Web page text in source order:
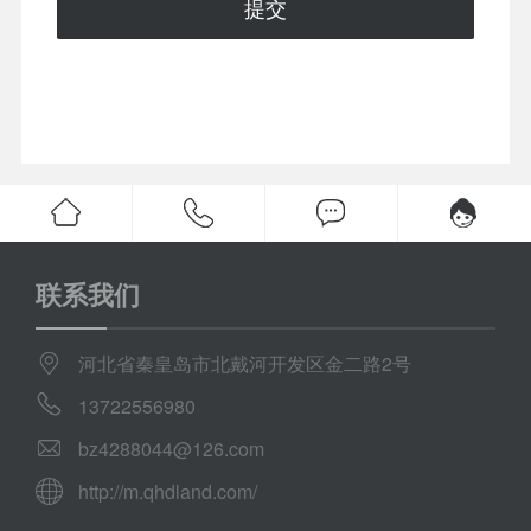
提交
联系我们
河北省秦皇岛市北戴河开发区金二路2号
13722556980
bz4288044@126.com
http://m.qhdland.com/